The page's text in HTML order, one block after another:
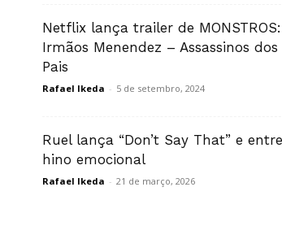
Netflix lança trailer de MONSTROS:
Irmãos Menendez – Assassinos dos
Pais
Rafael Ikeda - 5 de setembro, 2024
Ruel lança “Don’t Say That” e
hino emocional
Rafael Ikeda - 21 de março, 2026